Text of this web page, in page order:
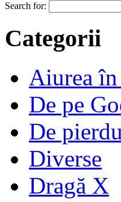
Search for:
Categorii
Aiurea
De pe
De
Diverse
Dragă X